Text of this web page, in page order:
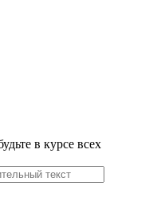
в курсе всех